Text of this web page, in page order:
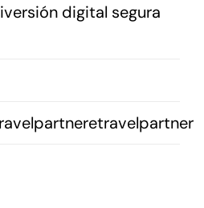
digital segura